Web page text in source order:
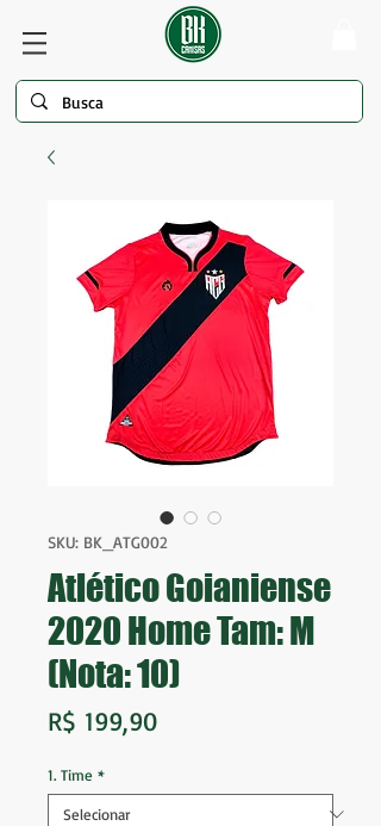
SKU: BK_ATG002
Atlético Goianiense
2020 Home Tam: M
(Nota: 10)
R$ 199,90Preço
1. Time *